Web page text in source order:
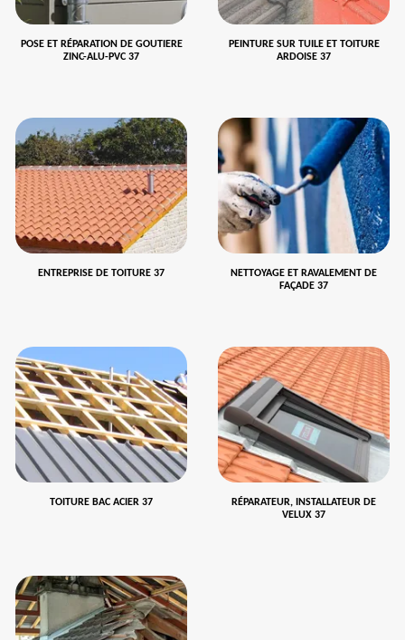
POSE ET RÉPARATION DE GOUTIERE
ZINC-ALU-PVC 37
PEINTURE SUR TUILE ET TOITURE
ARDOISE 37
ENTREPRISE DE TOITURE 37
NETTOYAGE ET RAVALEMENT DE
FAÇADE 37
TOITURE BAC ACIER 37
RÉPARATEUR, INSTALLATEUR DE
VELUX 37